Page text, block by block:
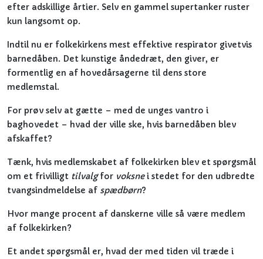
efter adskillige årtier. Selv en gammel supertanker ruster
kun langsomt op.
Indtil nu er folkekirkens mest effektive respirator givetvis
barnedåben. Det kunstige åndedræt, den giver, er
formentlig en af hovedårsagerne til dens store
medlemstal.
For prøv selv at gætte – med de unges vantro i
baghovedet – hvad der ville ske, hvis barnedåben blev
afskaffet?
Tænk, hvis medlemskabet af folkekirken blev et spørgsmål
om et frivilligt tilvalgfor voksnei stedet for den udbredte
tvangsindmeldelse af spædbørn?
Hvor mange procent af danskerne ville så være medlem
af folkekirken?
Et andet spørgsmål er, hvad der med tiden vil træde i